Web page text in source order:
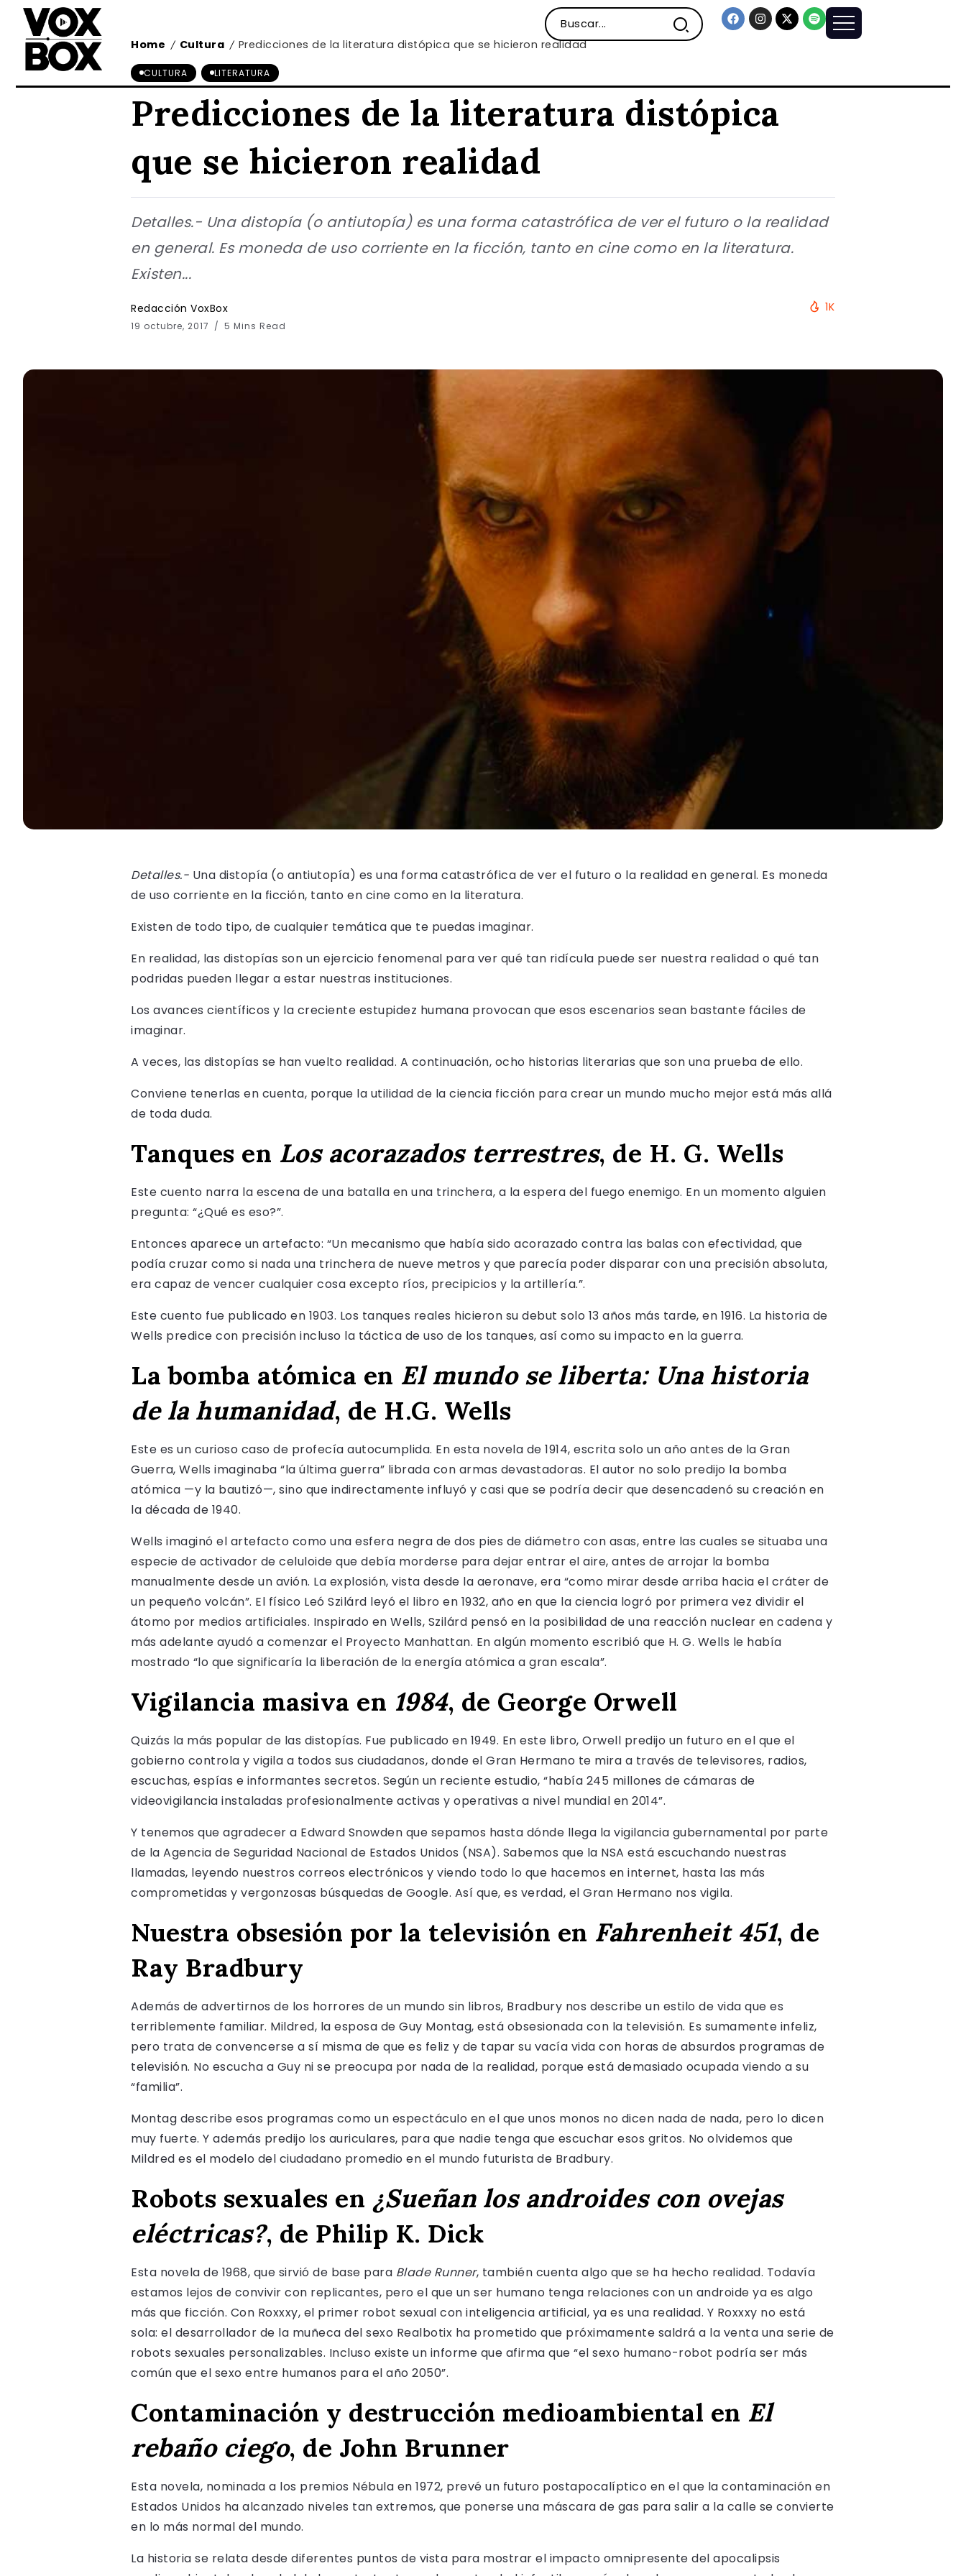
Home / Cultura / Predicciones de la literatura distópica que se hicieron realidad
CULTURA LITERATURA
Predicciones de la literatura distópica
que se hicieron realidad
Detalles.- Una distopía (o antiutopía) es una forma catastrófica de ver el futuro o la realidad
en general. Es moneda de uso corriente en la ficción, tanto en cine como en la literatura.
Existen...
Redacción VoxBox
19 octubre, 2017 5 Mins Read
1K
Detalles.- Una distopía (o antiutopía) es una forma catastrófica de ver el futuro o la realidad en general. Es moneda
de uso corriente en la ficción, tanto en cine como en la literatura.
Existen de todo tipo, de cualquier temática que te puedas imaginar.
En realidad, las distopías son un ejercicio fenomenal para ver qué tan ridícula puede ser nuestra realidad o qué tan
podridas pueden llegar a estar nuestras instituciones.
Los avances científicos y la creciente estupidez humana provocan que esos escenarios sean bastante fáciles de
imaginar.
A veces, las distopías se han vuelto realidad. A continuación, ocho historias literarias que son una prueba de ello.
Conviene tenerlas en cuenta, porque la utilidad de la ciencia ficción para crear un mundo mucho mejor está más allá
de toda duda.
Tanques en Los acorazados terrestres, de H. G. Wells
Este cuento narra la escena de una batalla en una trinchera, a la espera del fuego enemigo. En un momento alguien
pregunta: “¿Qué es eso?”.
Entonces aparece un artefacto: “Un mecanismo que había sido acorazado contra las balas con efectividad, que
podía cruzar como si nada una trinchera de nueve metros y que parecía poder disparar con una precisión absoluta,
era capaz de vencer cualquier cosa excepto ríos, precipicios y la artillería.”.
Este cuento fue publicado en 1903. Los tanques reales hicieron su debut solo 13 años más tarde, en 1916. La historia de
Wells predice con precisión incluso la táctica de uso de los tanques, así como su impacto en la guerra.
La bomba atómica en El mundo se liberta: Una historia
de la humanidad, de H.G. Wells
Este es un curioso caso de profecía autocumplida. En esta novela de 1914, escrita solo un año antes de la Gran
Guerra, Wells imaginaba “la última guerra” librada con armas devastadoras. El autor no solo predijo la bomba
atómica —y la bautizó—, sino que indirectamente influyó y casi que se podría decir que desencadenó su creación en
la década de 1940.
Wells imaginó el artefacto como una esfera negra de dos pies de diámetro con asas, entre las cuales se situaba una
especie de activador de celuloide que debía morderse para dejar entrar el aire, antes de arrojar la bomba
manualmente desde un avión. La explosión, vista desde la aeronave, era “como mirar desde arriba hacia el cráter de
un pequeño volcán”. El físico Leó Szilárd leyó el libro en 1932, año en que la ciencia logró por primera vez dividir el
átomo por medios artificiales. Inspirado en Wells, Szilárd pensó en la posibilidad de una reacción nuclear en cadena y
más adelante ayudó a comenzar el Proyecto Manhattan. En algún momento escribió que H. G. Wells le había
mostrado “lo que significaría la liberación de la energía atómica a gran escala”.
Vigilancia masiva en 1984, de George Orwell
Quizás la más popular de las distopías. Fue publicado en 1949. En este libro, Orwell predijo un futuro en el que el
gobierno controla y vigila a todos sus ciudadanos, donde el Gran Hermano te mira a través de televisores, radios,
escuchas, espías e informantes secretos. Según un reciente estudio, “había 245 millones de cámaras de
videovigilancia instaladas profesionalmente activas y operativas a nivel mundial en 2014”.
Y tenemos que agradecer a Edward Snowden que sepamos hasta dónde llega la vigilancia gubernamental por parte
de la Agencia de Seguridad Nacional de Estados Unidos (NSA). Sabemos que la NSA está escuchando nuestras
llamadas, leyendo nuestros correos electrónicos y viendo todo lo que hacemos en internet, hasta las más
comprometidas y vergonzosas búsquedas de Google. Así que, es verdad, el Gran Hermano nos vigila.
Nuestra obsesión por la televisión en Fahrenheit 451, de
Ray Bradbury
Además de advertirnos de los horrores de un mundo sin libros, Bradbury nos describe un estilo de vida que es
terriblemente familiar. Mildred, la esposa de Guy Montag, está obsesionada con la televisión. Es sumamente infeliz,
pero trata de convencerse a sí misma de que es feliz y de tapar su vacía vida con horas de absurdos programas de
televisión. No escucha a Guy ni se preocupa por nada de la realidad, porque está demasiado ocupada viendo a su
“familia”.
Montag describe esos programas como un espectáculo en el que unos monos no dicen nada de nada, pero lo dicen
muy fuerte. Y además predijo los auriculares, para que nadie tenga que escuchar esos gritos. No olvidemos que
Mildred es el modelo del ciudadano promedio en el mundo futurista de Bradbury.
Robots sexuales en ¿Sueñan los androides con ovejas
eléctricas?, de Philip K. Dick
Esta novela de 1968, que sirvió de base para Blade Runner, también cuenta algo que se ha hecho realidad. Todavía
estamos lejos de convivir con replicantes, pero el que un ser humano tenga relaciones con un androide ya es algo
más que ficción. Con Roxxxy, el primer robot sexual con inteligencia artificial, ya es una realidad. Y Roxxxy no está
sola: el desarrollador de la muñeca del sexo Realbotix ha prometido que próximamente saldrá a la venta una serie de
robots sexuales personalizables. Incluso existe un informe que afirma que “el sexo humano-robot podría ser más
común que el sexo entre humanos para el año 2050”.
Contaminación y destrucción medioambiental en El
rebaño ciego, de John Brunner
Esta novela, nominada a los premios Nébula en 1972, prevé un futuro postapocalíptico en el que la contaminación en
Estados Unidos ha alcanzado niveles tan extremos, que ponerse una máscara de gas para salir a la calle se convierte
en lo más normal del mundo.
La historia se relata desde diferentes puntos de vista para mostrar el impacto omnipresente del apocalipsis